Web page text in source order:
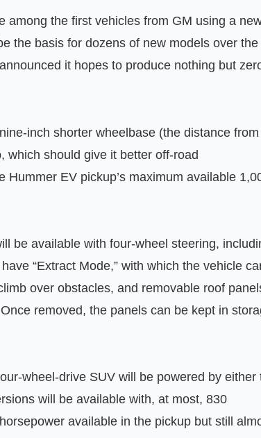
among the first vehicles from GM using a
the basis for dozens of new models over the
it hopes to produce nothing but
inch shorter wheelbase (the distance
which should give it better off-road
Hummer EV pickup’s maximum available
be available with four-wheel steering,
“Extract Mode,” with which the vehicle
over obstacles, and removable roof
removed, the panels can be kept in
wheel-drive SUV will be powered by either
will be available with, at most, 830
available in the pickup but still